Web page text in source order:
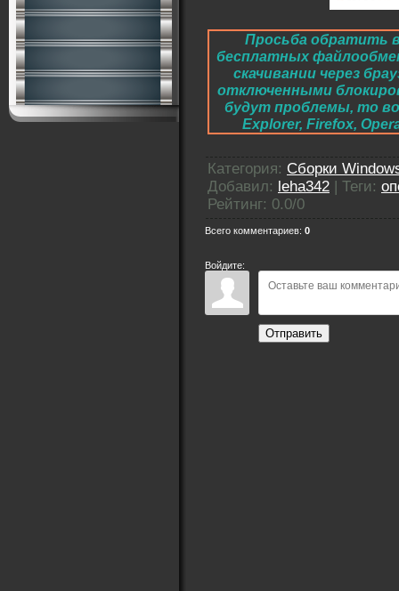
Просьба обратить
бесплатных
скачивании через
отключенными
будут проблемы, то
Explorer, Firefox,
Категория: Сборки
Добавил: leha342 Теги:
Рейтинг: 0.0/0
Всего комментариев: 0
Войдите:
Отправить